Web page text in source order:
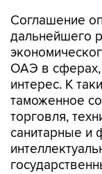
Соглашение
дальнейшего
ОАЭ в
интерес. К
таможенное
торговля,
санитарные и